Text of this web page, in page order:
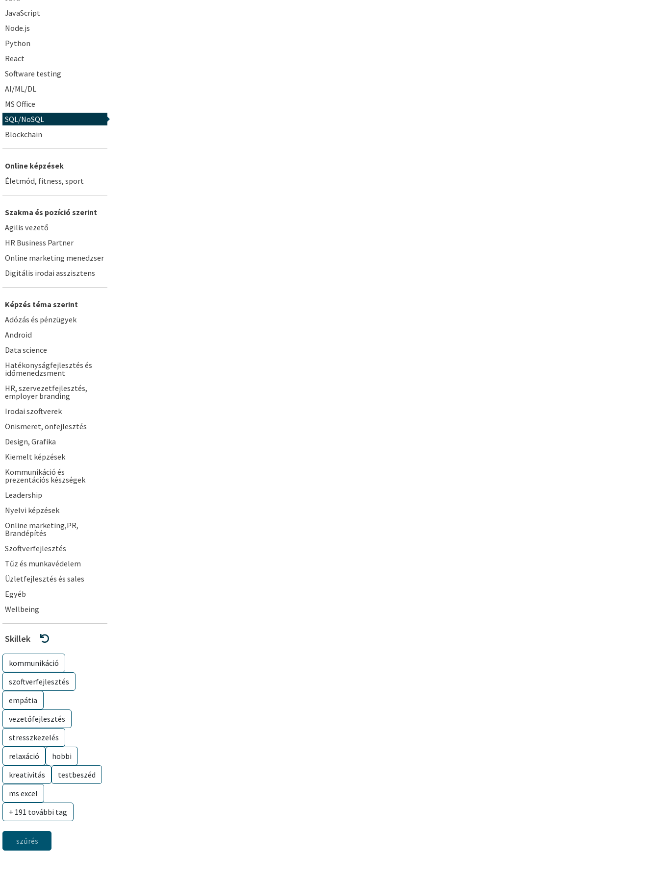
JavaScript
Node.js
Python
React
Software testing
AI/ML/DL
MS Office
SQL/NoSQL
Blockchain
Online képzések
Életmód, fitness, sport
Szakma és pozíció szerint
Agilis vezető
HR Business Partner
Online marketing menedzser
Digitális irodai asszisztens
Képzés téma szerint
Adózás és pénzügyek
Android
Data science
Hatékonyságfejlesztés és
időmenedzsment
HR, szervezetfejlesztés,
employer branding
Irodai szoftverek
Önismeret, önfejlesztés
Design, Grafika
Kiemelt képzések
Kommunikáció és
prezentációs készségek
Leadership
Nyelvi képzések
Online marketing,PR,
Brandépítés
Szoftverfejlesztés
Tűz és munkavédelem
Üzletfejlesztés és sales
Egyéb
Wellbeing
Skillek
kommunikáció
szoftverfejlesztés
empátia
vezetőfejlesztés
stresszkezelés
relaxáció
hobbi
kreativitás
testbeszéd
ms excel
+ 191 további tag
szűrés